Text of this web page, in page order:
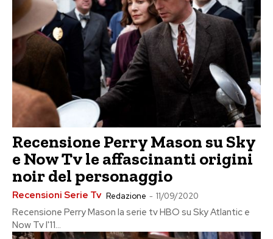
Recensione Perry Mason su Sky
e Now Tv le affascinanti origini
noir del personaggio
Recensioni Serie Tv Redazione - 11/09/2020
Recensione Perry Mason la serie tv HBO su Sky Atlantic e
Now Tv l'11...